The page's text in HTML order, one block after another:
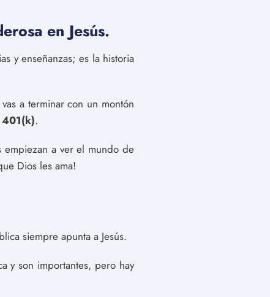
en Jesús.
y enseñanzas; es la historia
a terminar con un montón
401(k).
empiezan a ver el mundo de
Dios les ama!
siempre apunta a Jesús.
y son importantes, pero hay